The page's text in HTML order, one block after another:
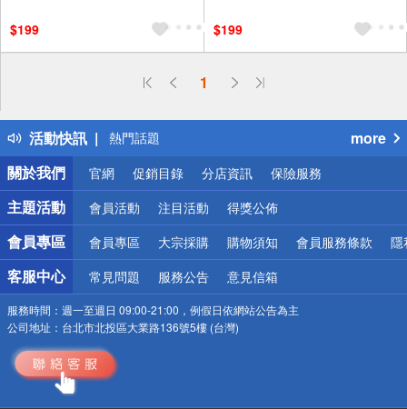
$199
$199
1
活動快訊
偏遠地區配送
得獎公告
熱門話題
銀行優惠
偏遠地區配送
詐騙網頁！請小心！
more
關於我們
官網 促銷目錄 分店資訊 保險服務
主題活動 會員活動 注目活動 得獎公佈
會員專區 會員專區 大宗採購 購物須知 會員服務條款 隱
客服中心 常見問題 服務公告 意見信箱
服務時間： 週一至週日 09:00-21:00，例假日依網站公告為主
公司地址： 台北市北投區大業路136號5樓 (台灣)